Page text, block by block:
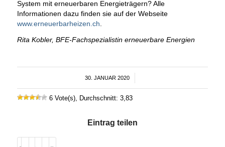
System mit erneuerbaren Energieträgern? Alle
Informationen dazu finden sie auf der Webseite
www.erneuerbarheizen.ch.
Rita Kobler, BFE-Fachspezialistin erneuerbare Energien
30. JANUAR 2020
/
6 Vote(s), Durchschnitt: 3,83
Eintrag teilen